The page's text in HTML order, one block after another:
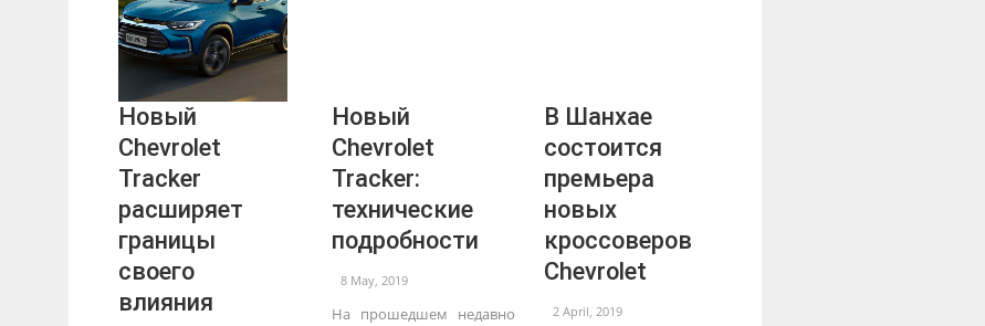
Новый
Chevrolet
Tracker
расширяет
границы
своего
влияния
Новый
Chevrolet
Tracker:
технические
подробности
8 May, 2019
На прошедшем недавно
В Шанхае
состоится
премьера
новых
кроссоверов
Chevrolet
2 April, 2019